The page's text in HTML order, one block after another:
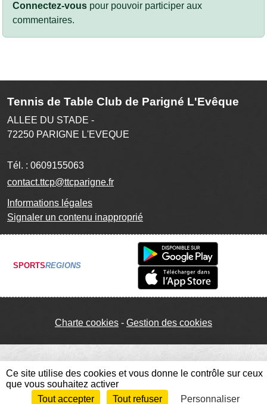
Connectez-vous pour pouvoir participer aux
commentaires.
Tennis de Table Club de Parigné L'Evêque
ALLEE DU STADE -
72250 PARIGNE L'EVEQUE
Tél. : 0609155063
contact.ttcp@ttcparigne.fr
Informations légales
Signaler un contenu inapproprié
SPORTSREGIONS
Charte cookies Gestion des cookies
Envie de participer ? Connexion
Ce site utilise des cookies et vous donne le contrôle sur ceux
que vous souhaitez activer
Tout accepter
Tout refuser Personnaliser